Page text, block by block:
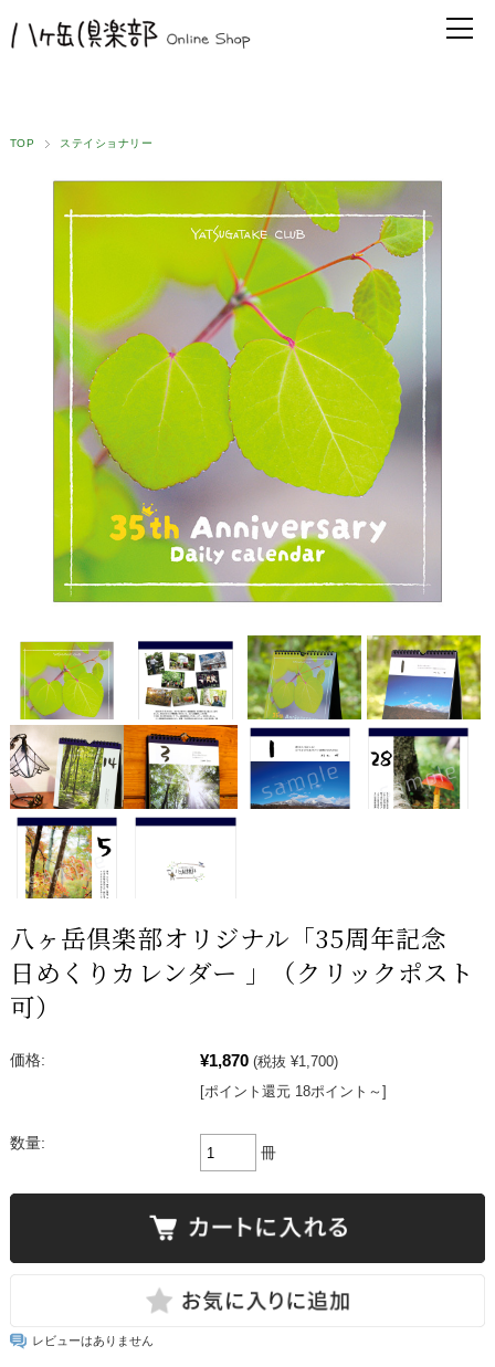
TOP ステイショナリー
八ヶ岳倶楽部オリジナル「35周年記念
日めくりカレンダー 」（クリックポスト
可）
価格: ¥1,870 (税抜 ¥1,700)
[ポイント還元 18ポイント～]
数量:
冊
レビューはありません